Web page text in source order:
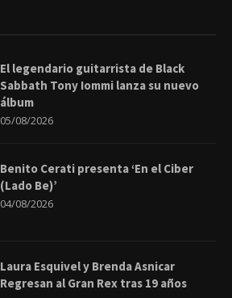
El legendario guitarrista de Black
Sabbath Tony Iommi lanza su nuevo
álbum
05/08/2026
Benito Cerati presenta ‘En el Ciber
(Lado Be)’
04/08/2026
Laura Esquivel y Brenda Asnicar
Regresan al Gran Rex tras 19 años